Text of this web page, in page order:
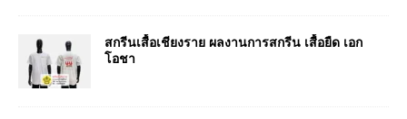
สกรีนเสื้อเชียงราย ผลงานการสกรีน เสื้อยืด เอก
โอชา